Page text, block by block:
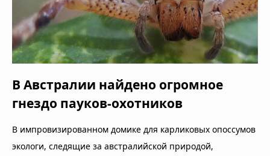
В Австралии найдено огромное
гнездо пауков-охотников
В импровизированном домике для карликовых опоссумов
экологи, следящие за австралийской природой,